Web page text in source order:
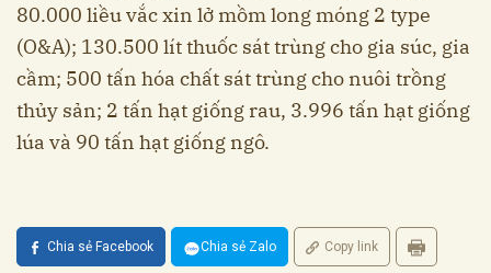
80.000 liều vắc xin lở mồm long móng 2 type
(O&A); 130.500 lít thuốc sát trùng cho gia súc, gia
cầm; 500 tấn hóa chất sát trùng cho nuôi trồng
thủy sản; 2 tấn hạt giống rau, 3.996 tấn hạt giống
lúa và 90 tấn hạt giống ngô.
Chia sẻ Facebook Chia sẻ Zalo Copy link